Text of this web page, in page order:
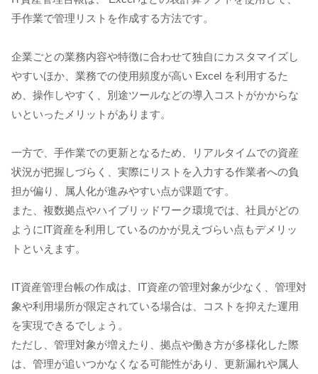
手作業で管理リストを作成する方法です。
企業ごとの業務内容や特徴に合わせて独自にカスタマイズし
やすいほか、業務での使用頻度が高い Excel を利用するた
め、操作しやすく、別途ツールなどの導入コストがかからな
いといったメリットがあります。
一方で、手作業での更新となるため、リアルタイムでの資産
状況が把握しづらく、実際にリストを入力する作業者への負
担が偏り、属人化が進みやすい点が課題です。
また、複数拠点やハイブリッドワーク環境では、社員がどの
ようにIT資産を利用しているのかが見えづらい点もデメリッ
トといえます。
IT資産管理台帳の作成は、IT資産の管理対象が少なく、管理対
象や利用場所が限定されている場合は、コストを抑えた運用
を実現できるでしょう。
ただし、管理対象が増えたり、拠点や働き方が多様化した際
は、管理が追いつかなくなる可能性があり、更新漏れや属人